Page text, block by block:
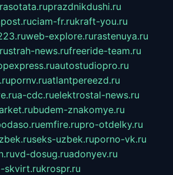
prazdnikdushi.ru
ciam-fr.rukraft-you.ru
web-explore.rurastenuya.ru
strah-news.rufreeride-team.ru
autostudiopro.ru
pornv.ruatlantpereezd.ru
a-cdc.ruelektrostal-news.ru
budem-znakomye.ru
emfire.rupro-otdelky.ru
seks-uzbek.ruporno-vk.ru
vd-dosug.ruadonyev.ru
skvirt.rukrospr.ru